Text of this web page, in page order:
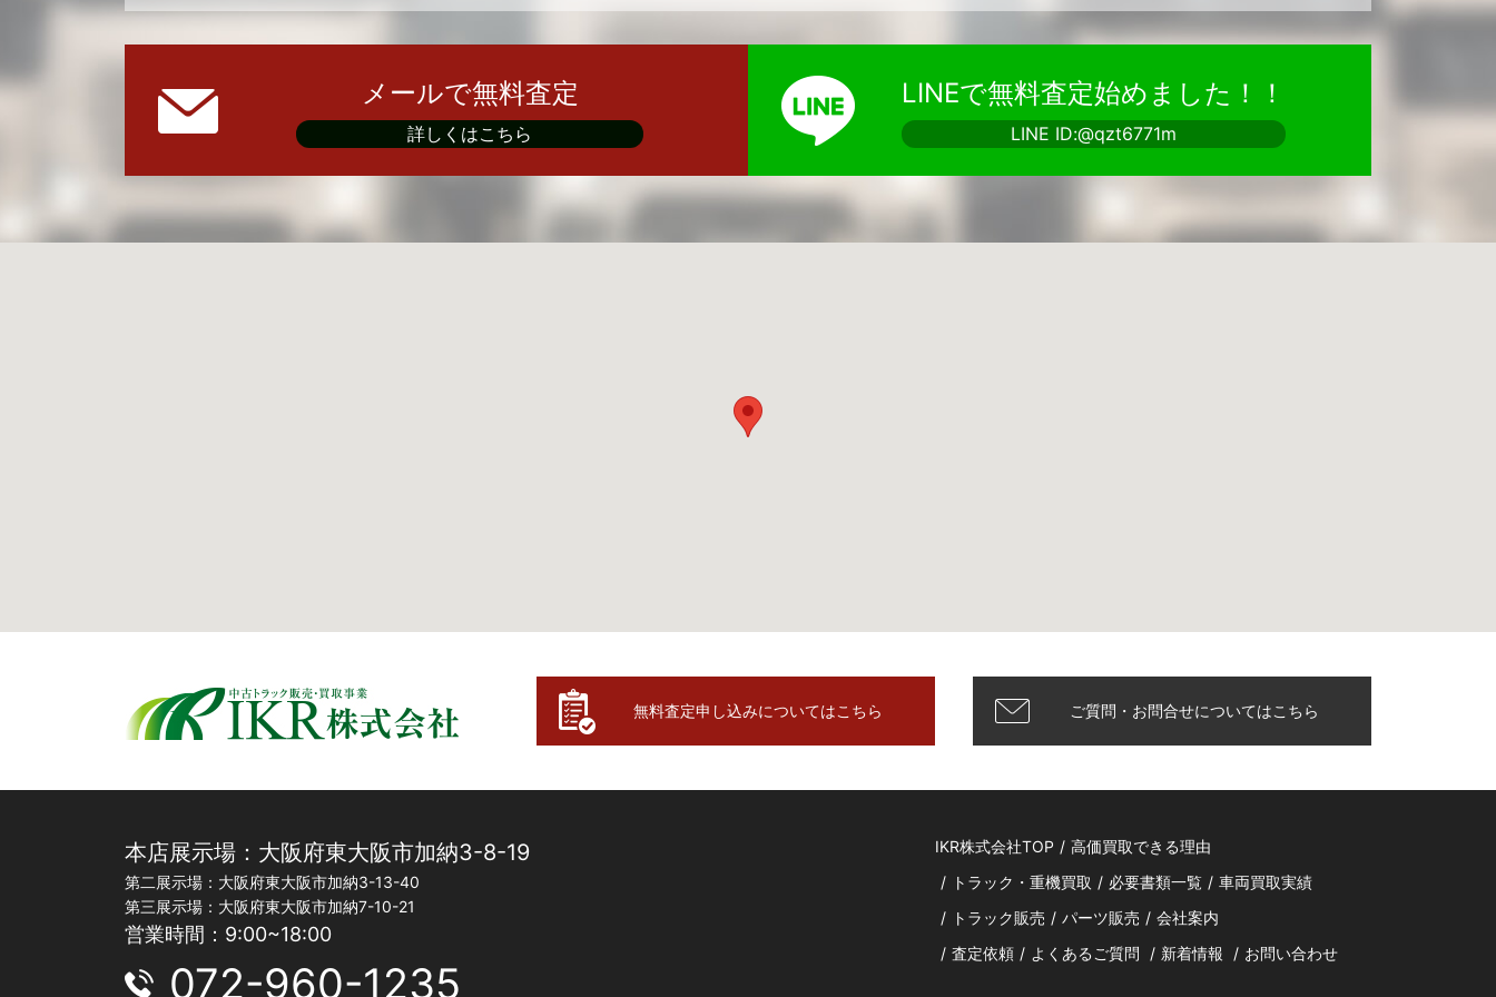
メールで無料査定
詳しくはこちら
LINEで無料査定始めました！！
LINE ID:@qzt6771m
無料査定申し込みについてはこちら ご質問・お問合せについてはこちら
本店展示場：大阪府東大阪市加納3-8-19
第二展示場：大阪府東大阪市加納3-13-40
第三展示場：大阪府東大阪市加納7-10-21
営業時間：9:00~18:00
072-960-1235
IKR株式会社TOP / 高価買取できる理由
/ トラック・重機買取 / 必要書類一覧 / 車両買取実績
/ トラック販売 / パーツ販売 / 会社案内
/ 査定依頼 / よくあるご質問 / 新着情報 / お問い合わせ